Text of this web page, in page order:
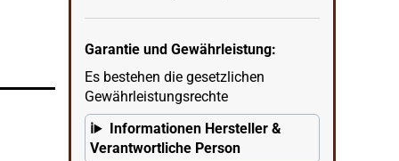
Garantie und Gewährleistung:
Es bestehen die gesetzlichen
Gewährleistungsrechte
Informationen Hersteller &
Verantwortliche Person